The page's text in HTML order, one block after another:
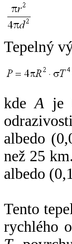
Tepelný
kdeA je
albedo
než 25
albedo
Tento
rychlého